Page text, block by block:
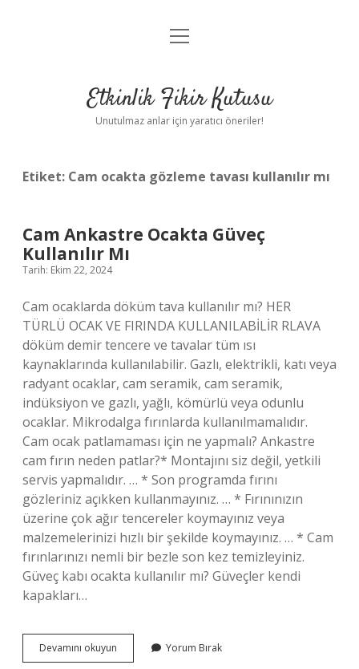
Anasayfa
Yasal Uyarı
menüyü
Etkinlik Fikir Kutusu
Unutulmaz anlar için yaratıcı öneriler!
Etiket: Cam ocakta gözleme tavası kullanılır mı
Cam Ankastre Ocakta Güveç
Kullanılır Mı
Tarih: Ekim 22, 2024
Cam ocaklarda döküm tava kullanılır mı? HER
TÜRLÜ OCAK VE FIRINDA KULLANILABİLİR RLAVA
döküm demir tencere ve tavalar tüm ısı
kaynaklarında kullanılabilir. Gazlı, elektrikli, katı veya
radyant ocaklar, cam seramik, cam seramik,
indüksiyon ve gazlı, yağlı, kömürlü veya odunlu
ocaklar. Mikrodalga fırınlarda kullanılmamalıdır.
Cam ocak patlamaması için ne yapmalı? Ankastre
cam fırın neden patlar?* Montajını siz değil, yetkili
servis yapmalıdır. … * Son programda fırını
gözleriniz açıkken kullanmayınız. … * Fırınınızın
üzerine çok ağır tencereler koymayınız veya
malzemelerinizi hızlı bir şekilde koymayınız. … * Cam
fırınlarınızı nemli bir bezle son kez temizleyiniz.
Güveç kabı ocakta kullanılır mı? Güveçler kendi
kapakları…
Devamını okuyun
Ankastre
Yorum Bırak